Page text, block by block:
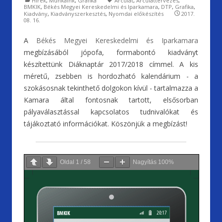
y
BMKIK, Békés Megyei Kereskedelmi és Iparkamara, DTP, Grafika,
Kiadvány, Kiadványszerkesztés, Nyomdai előkészítés
2017.
08. 16.
A Békés Megyei Kereskedelmi és Iparkamara
megbízásából jópofa, formabontó kiadványt
készítettünk Diáknaptár 2017/2018 címmel. A kis
méretű, zsebben is hordozható kalendárium - a
szokásosnak tekinthető dolgokon kívül - tartalmazza a
Kamara által fontosnak tartott, elsősorban
pályaválasztással kapcsolatos tudnivalókat és
tájákoztató információkat. Köszönjük a megbízást!
Oldal 1 / 58 Nagyítás 100%